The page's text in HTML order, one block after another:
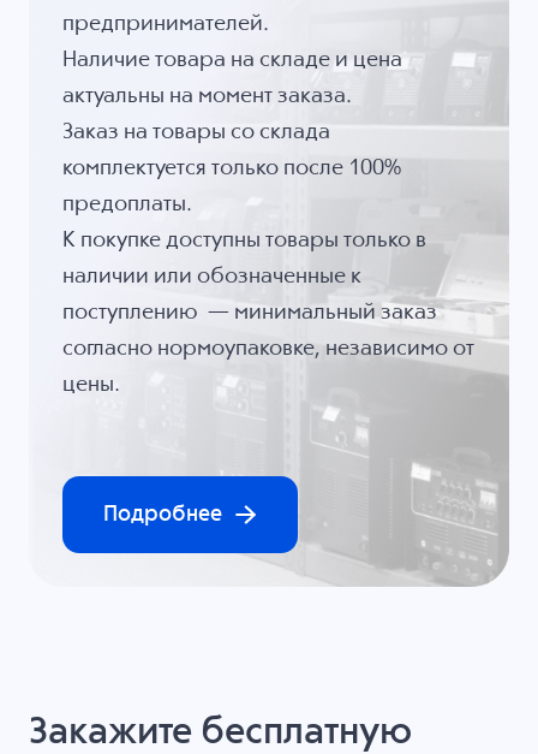
предпринимателей.
Наличие товара на складе и цена
актуальны на момент заказа.
Заказ на товары со склада
комплектуется только после 100%
предоплаты.
К покупке доступны товары только в
наличии или обозначенные к
поступлению — минимальный заказ
согласно нормоупаковке, независимо от
цены.
Подробнее
Закажите бесплатную